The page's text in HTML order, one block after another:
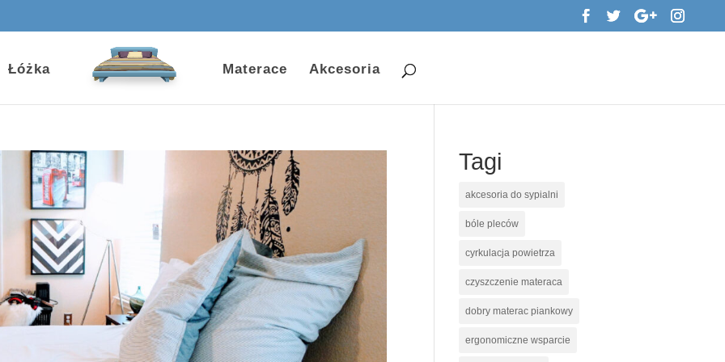
Łóżka Materace Akcesoria
Tagi
akcesoria do sypialni
bóle pleców
cyrkulacja powietrza
czyszczenie materaca
dobry materac piankowy
ergonomiczne wsparcie